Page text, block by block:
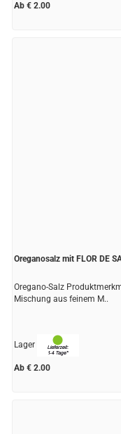
Ab € 2.00
Oreganosalz mit FLOR DE
Oregano-Salz
Mischung aus feinem M..
Lager
Ab € 2.00